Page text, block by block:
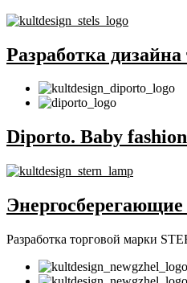
Разработка
Diporto. Baby
Разработка торговой марки